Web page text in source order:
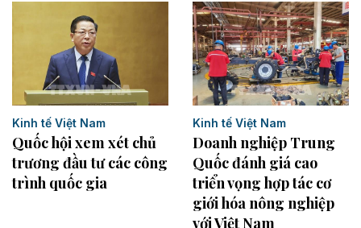
Kinh tế Việt Nam
Quốc hội xem xét chủ
trương đầu tư các công
trình quốc gia
Kinh tế Việt Nam
Doanh nghiệp Trung
Quốc đánh giá cao
triển vọng hợp tác cơ
giới hóa nông nghiệp
với Việt Nam